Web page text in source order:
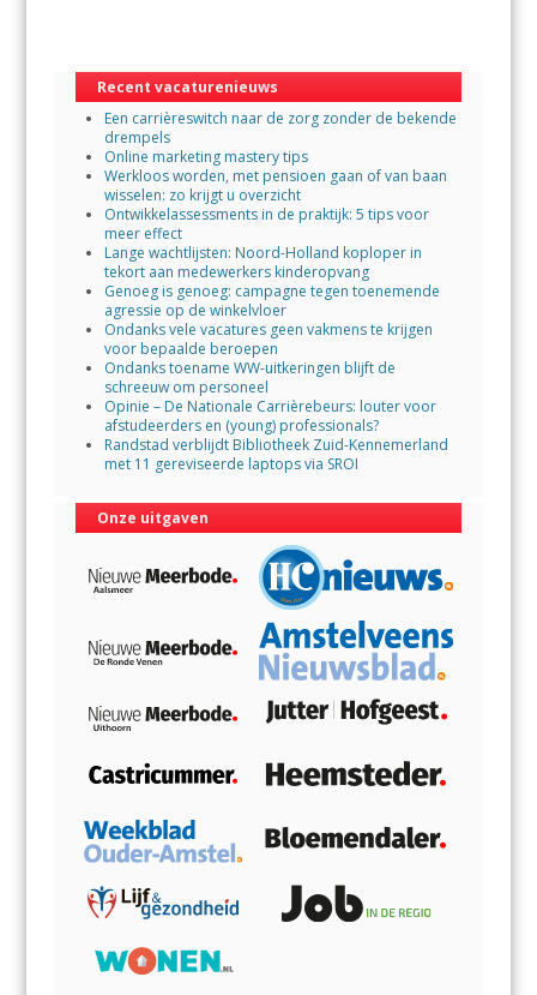
o
o
k
A
p
p
Recent vacaturenieuws
Een carrièreswitch naar de zorg zonder de bekende
drempels
Online marketing mastery tips
Werkloos worden, met pensioen gaan of van baan
wisselen: zo krijgt u overzicht
Ontwikkelassessments in de praktijk: 5 tips voor
meer effect
Lange wachtlijsten: Noord-Holland koploper in
tekort aan medewerkers kinderopvang
Genoeg is genoeg: campagne tegen toenemende
agressie op de winkelvloer
Ondanks vele vacatures geen vakmens te krijgen
voor bepaalde beroepen
Ondanks toename WW-uitkeringen blijft de
schreeuw om personeel
Opinie – De Nationale Carrièrebeurs: louter voor
afstudeerders en (young) professionals?
Randstad verblijdt Bibliotheek Zuid-Kennemerland
met 11 gereviseerde laptops via SROI
Onze uitgaven